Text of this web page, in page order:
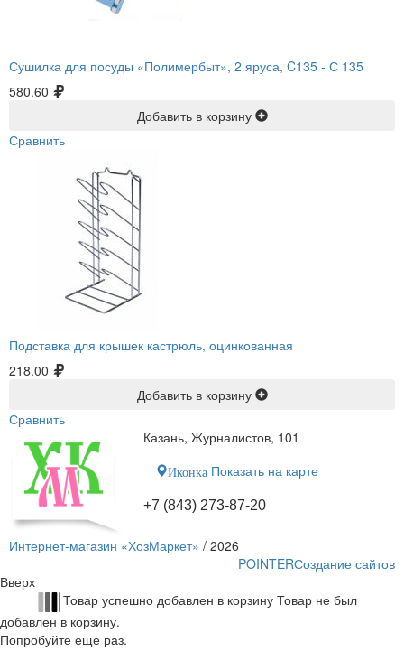
Сушилка для посуды «Полимербыт», 2 яруса, C135 - С 135
580.60
Добавить в корзину
Сравнить
Подставка для крышек кастрюль, оцинкованная
218.00
Добавить в корзину
Сравнить
Казань, Журналистов, 101
Иконка Показать на карте
+7 (843) 273-87-20
Интернет-магазин «ХозМаркет» / 2026
POINTERСоздание сайтов
Вверх
Товар успешно добавлен в корзину Товар не был
добавлен в корзину.
Попробуйте еще раз.